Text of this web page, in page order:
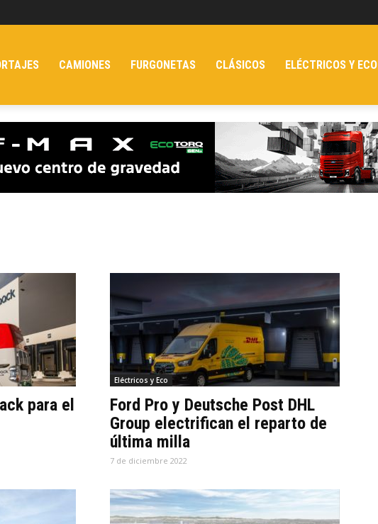
CAMIONES FURGONETAS CLÁSICOS ELÉCTRICOS Y ECO
para el
Eléctricos y Eco
Ford Pro y Deutsche Post DHL
Group electrifican el reparto de
última milla
7 de diciembre 2022